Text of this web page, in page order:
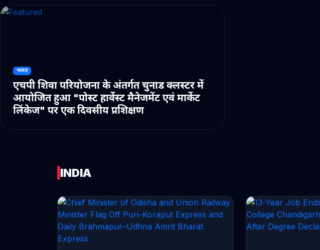
भारत
एचपी शिवा परियोजना के अंतर्गत चुनाड क्लस्टर में
आयोजित हुआ "पोस्ट हार्वेस्ट मैनेजमेंट एवं मार्केट
लिंकेज" पर एक दिवसीय प्रशिक्षण
INDIA